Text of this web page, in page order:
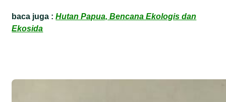
baca juga :Hutan Papua, Bencana Ekologis dan
Ekosida